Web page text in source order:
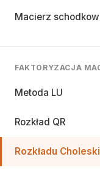
Macierz
FAKTORYZACJA
Metoda LU
Rozkład QR
Rozkładu